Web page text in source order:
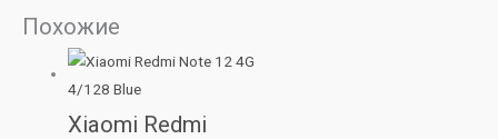
Похожие
Xiaomi Redmi